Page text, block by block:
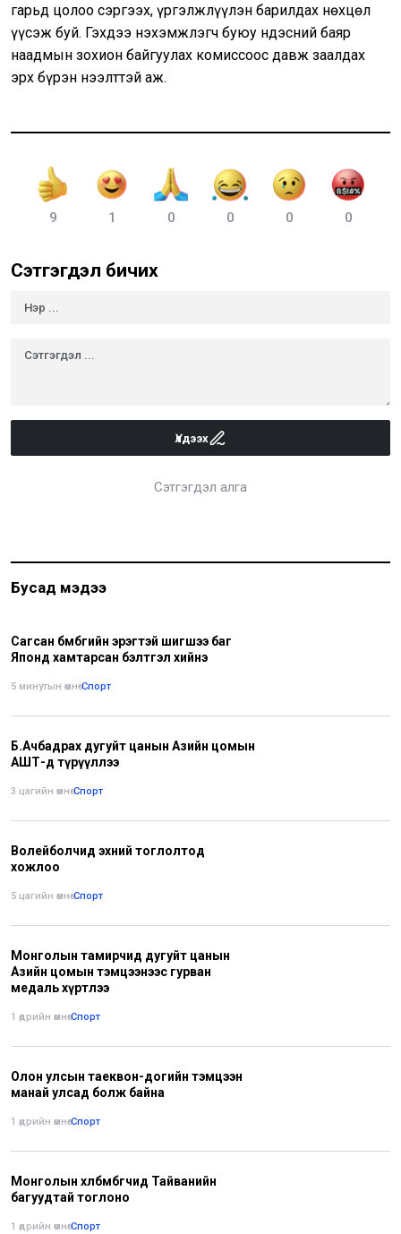
гарьд цолоо сэргээх, үргэлжлүүлэн барилдах нөхцөл
үүсэж буй. Гэхдээ нэхэмжлэгч буюу Үндэсний баяр
наадмын зохион байгуулах комиссоос давж заалдах
эрх бүрэн нээлттэй аж.
9 1 0 0 0 0
Сэтгэгдэл бичих
Үлдээх
Сэтгэгдэл алга
Бусад мэдээ
Сагсан бөмбөгийн эрэгтэй шигшээ баг
Японд хамтарсан бэлтгэл хийнэ
5 минутын өмнө•Спорт
Б.Ачбадрах дугуйт цанын Азийн цомын
АШТ-д түрүүллээ
3 цагийн өмнө•Спорт
Волейболчид эхний тоглолтод
хожлоо
5 цагийн өмнө•Спорт
Монголын тамирчид дугуйт цанын
Азийн цомын тэмцээнээс гурван
медаль хүртлээ
1 өдрийн өмнө•Спорт
Олон улсын таеквон-догийн тэмцээн
манай улсад болж байна
1 өдрийн өмнө•Спорт
Монголын хөлбөмбөгчид Тайванийн
багуудтай тоглоно
1 өдрийн өмнө•Спорт